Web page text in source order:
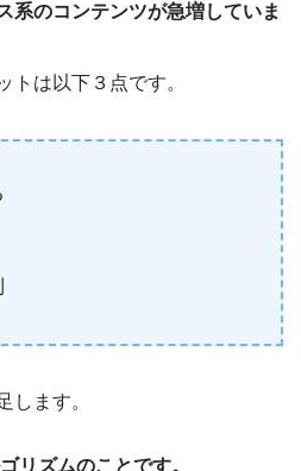
系のコンテンツが急増していま
トは以下３点です。
します。
リズムのことです。